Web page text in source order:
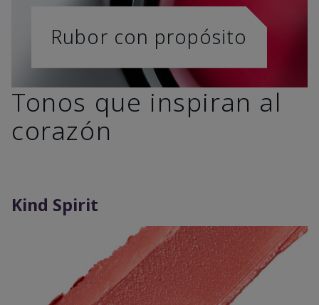
Rubor con propósito
Tonos que inspiran al
corazón
Kind Spirit